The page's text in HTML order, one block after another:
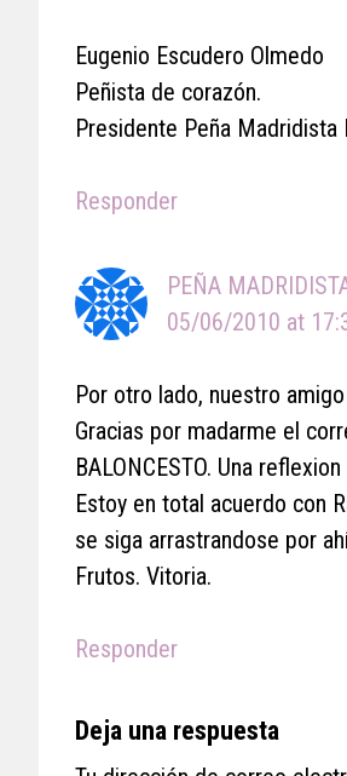
Eugenio Escudero Olmedo
Peñista de corazón.
Presidente Peña Madridista
Responder
PEÑA
05/06/2010 at
Por otro lado, nuestro
Gracias por madarme el
BALONCESTO. Una
Estoy en total acuerdo con
se siga arrastrandose por
Frutos. Vitoria.
Responder
Deja una respuesta